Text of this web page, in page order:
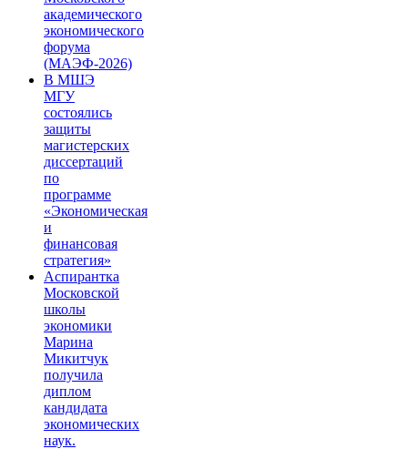
академического
экономического
форума
(МАЭФ-2026)
В МШЭ
МГУ
состоялись
защиты
магистерских
диссертаций
по
программе
«Экономическая
и
финансовая
стратегия»
Аспирантка
Московской
школы
экономики
Марина
Микитчук
получила
диплом
кандидата
экономических
наук.